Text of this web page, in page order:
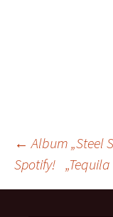
Beitrags-
Navigation
← Album „Steel
Spotify!